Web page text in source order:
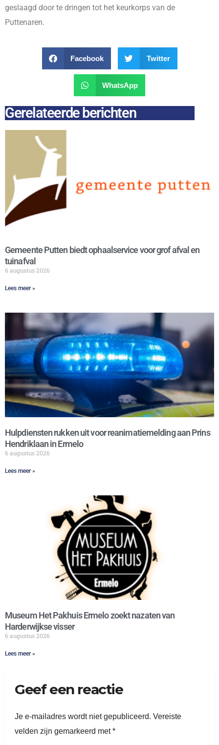
geslaagd door te dringen tot het keurkorps van de
Puttenaren.
Facebook Twitter
WhatsApp
Gerelateerde berichten
Gemeente Putten biedt ophaalservice voor grof afval en
tuinafval
6 augustus 2026
Lees meer »
Hulpdiensten rukken uit voor reanimatiemelding aan Prins
Hendriklaan in Ermelo
6 augustus 2026
Lees meer »
Museum Het Pakhuis Ermelo zoekt nazaten van
Harderwijkse visser
6 augustus 2026
Lees meer »
Geef een reactie
Je e-mailadres wordt niet gepubliceerd. Vereiste
velden zijn gemarkeerd met*